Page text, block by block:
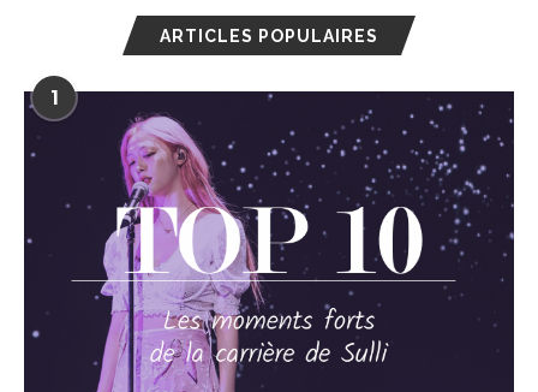
ARTICLES POPULAIRES
1